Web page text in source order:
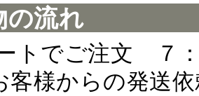
の流れ
トでご注文 ７
様からの発送